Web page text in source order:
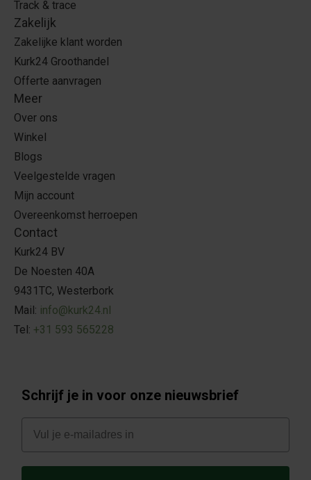
Track & trace
Zakelijk
Zakelijke klant worden
Kurk24 Groothandel
Offerte aanvragen
Meer
Over ons
Winkel
Blogs
Veelgestelde vragen
Mijn account
Overeenkomst herroepen
Contact
Kurk24 BV
De Noesten 40A
9431TC, Westerbork
Mail: info@kurk24.nl
Tel: +31 593 565228
Schrijf je in voor onze nieuwsbrief
E-mail